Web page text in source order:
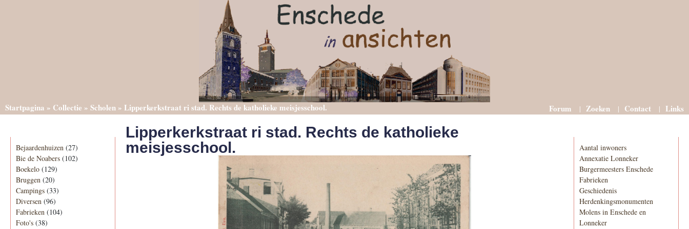
Startpagina » Collectie » Scholen» Lipperkerkstraat ri stad. Rechts de katholieke meisjesschool. Forum Zoeken Contact Links
Bejaardenhuizen (27)
Bie de Noabers (102)
Boekelo (129)
Bruggen (20)
Campings (33)
Diversen (96)
Fabrieken (104)
Foto's (38)
Lipperkerkstraat ri stad. Rechts de katholieke
meisjesschool.
Aantal inwoners
Annexatie Lonneker
Burgermeesters Enschede
Fabrieken
Geschiedenis
Herdenkingsmonumenten
Molens in Enschede en
Lonneker